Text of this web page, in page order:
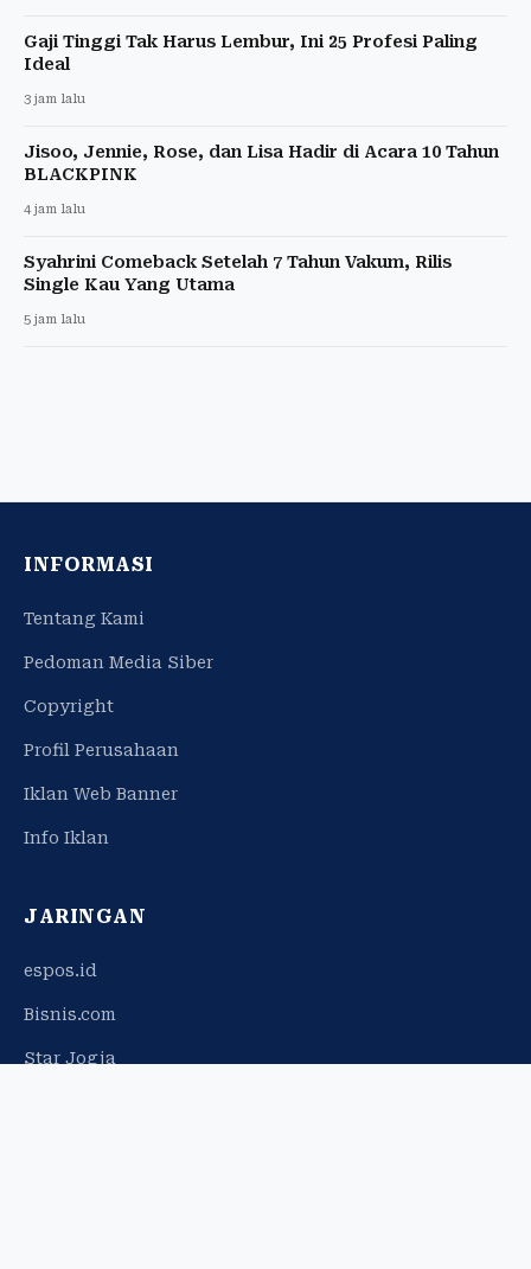
Gaji Tinggi Tak Harus Lembur, Ini 25 Profesi Paling
Ideal
3 jam lalu
Jisoo, Jennie, Rose, dan Lisa Hadir di Acara 10 Tahun
BLACKPINK
4 jam lalu
Syahrini Comeback Setelah 7 Tahun Vakum, Rilis
Single Kau Yang Utama
5 jam lalu
INFORMASI
Tentang Kami
Pedoman Media Siber
Copyright
Profil Perusahaan
Iklan Web Banner
Info Iklan
JARINGAN
espos.id
Bisnis.com
Star Jogja